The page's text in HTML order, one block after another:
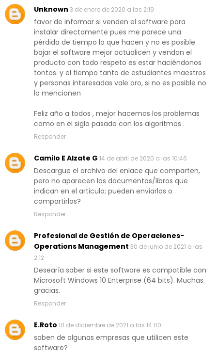
Unknown 3 de enero de 2020 a las 2:19
favor de informar si venden el software para
instalar directamente pues me parece una
pérdida de tiempo lo que hacen y no es posible
bajar el software mejor actualicen y vendan el
producto con todo respeto es estar haciéndonos
tontos. y el tiempo tanto de estudiantes maestros
y personas interesadas vale oro, si no es posible no
lo mencionen
Feliz año a todos , mejor hacemos los problemas
como en el siglo pasado con los algoritmos .
Responder
Camilo E Alzate G 14 de abril de 2020 a las 10:46
Descargue el archivo del enlace que comparten,
pero no aparecen los documentos/libros que
indican en el articulo; pueden enviarlos o
compartirlos?
Responder
Profesional de Gestión de Operaciones-
Operations Management 30 de junio de 2021 a las
2:12
Desearía saber si este software es compatible con
Microsoft Windows 10 Enterprise (64 bits). Muchas
gracias.
Responder
E.Roto 10 de diciembre de 2021 a las 14:00
saben de algunas empresas que utilicen este
software?